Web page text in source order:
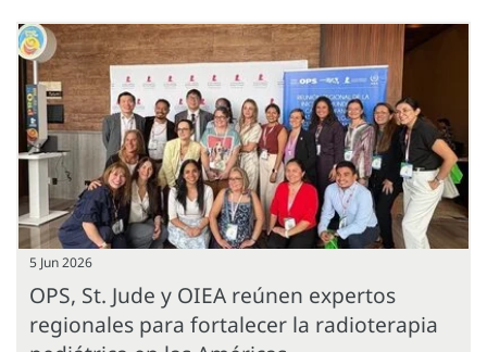
5 Jun 2026
OPS, St. Jude y OIEA reúnen expertos
regionales para fortalecer la radioterapia